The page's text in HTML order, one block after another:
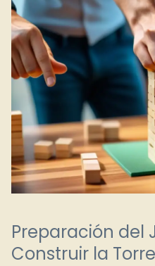
Preparación del
Construir la